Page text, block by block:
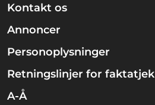
Kontakt os
Annoncer
Personoplysninger
Retningslinjer for faktatjek
A-Å